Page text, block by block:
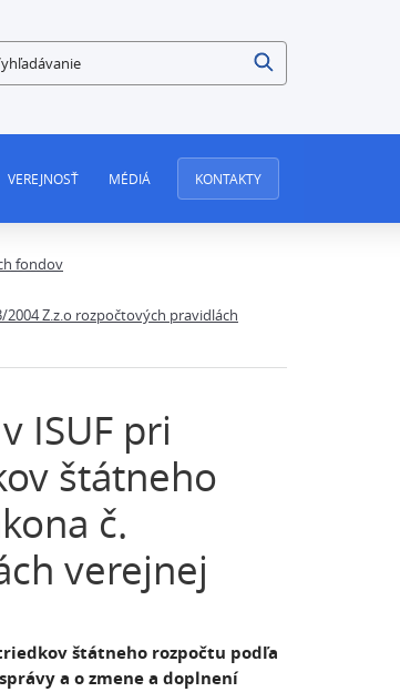
VEREJNOSŤ MÉDIÁ KONTAKTY
fondov
Z.z.o rozpočtových pravidlách
ISUF pri
štátneho
č.
verejnej
štátneho rozpočtu podľa
a o zmene a doplnení